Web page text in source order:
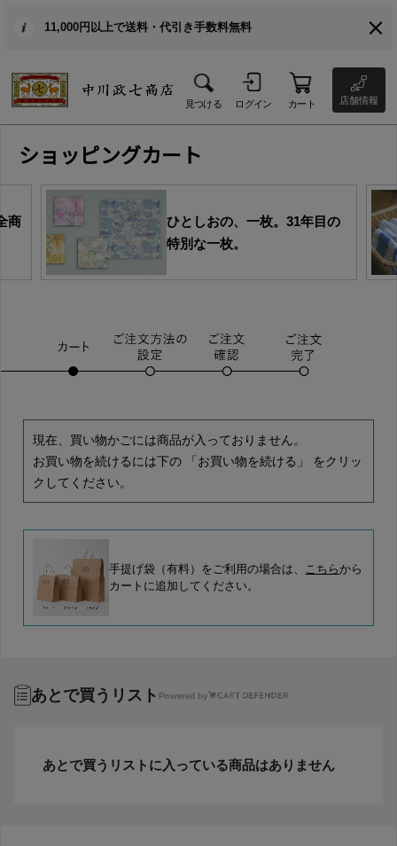
11,000円以上で送料・代引き手数料無料
見つける ログイン カート 店舗情報
ショッピングカート
商
ひとしおの、一枚。31年目の
特別な一枚。
現在、買い物かごには商品が入っておりません。
お買い物を続けるには下の 「お買い物を続ける」 をクリッ
クしてください。
手提げ袋（有料）をご利用の場合は、 こちらから
カートに追加してください。
あとで買うリスト Powered by
あとで買うリストに入っている商品はありません